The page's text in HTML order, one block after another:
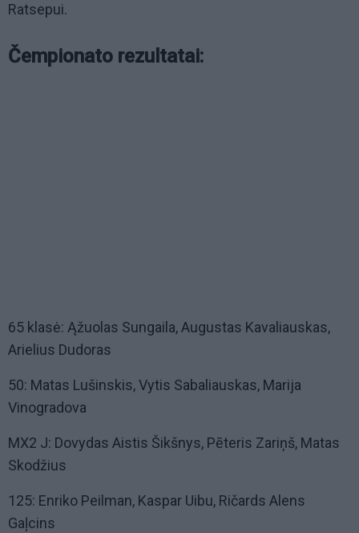
Ratsepui.
Čempionato rezultatai:
65 klasė: Ąžuolas Sungaila, Augustas Kavaliauskas,
Arielius Dudoras
50: Matas Lušinskis, Vytis Sabaliauskas, Marija
Vinogradova
MX2 J: Dovydas Aistis Šikšnys, Pēteris Zariņš, Matas
Skodžius
125: Enriko Peilman, Kaspar Uibu, Ričards Alens
Gaļcins